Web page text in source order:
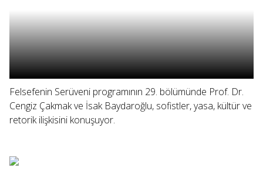
Felsefenin Serüveni programının 29. bölümünde Prof. Dr.
Cengiz Çakmak ve İsak Baydaroğlu, sofistler, yasa, kültür ve
retorik ilişkisini konuşuyor.